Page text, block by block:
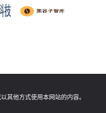
其他方式使用本网站的内容。